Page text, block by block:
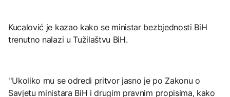
Kucalović je kazao kako se ministar bezbjednosti BiH
trenutno nalazi u Tužilaštvu BiH.
''Ukoliko mu se odredi pritvor jasno je po Zakonu o
Savjetu ministara BiH i drugim pravnim propisima, kako